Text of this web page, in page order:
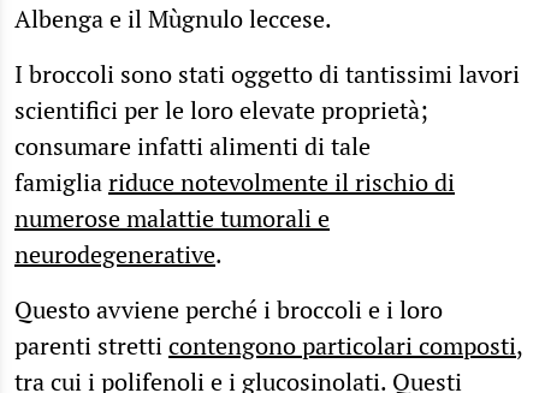
Albenga e il Mùgnulo leccese.
I broccoli sono stati oggetto di tantissimi lavori
scientifici per le loro elevate proprietà;
consumare infatti alimenti di tale
famigliariduce notevolmente il rischio di
numerose malattie tumorali e
neurodegenerative.
Questo avviene perché i broccoli e i loro
parenti stretticontengono particolari composti,
tra cui i polifenoli e i glucosinolati. Questi